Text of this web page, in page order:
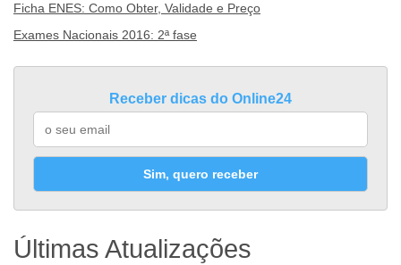
Ficha ENES: Como Obter, Validade e Preço
Exames Nacionais 2016: 2ª fase
Receber dicas do Online24
Sim, quero receber
Últimas Atualizações